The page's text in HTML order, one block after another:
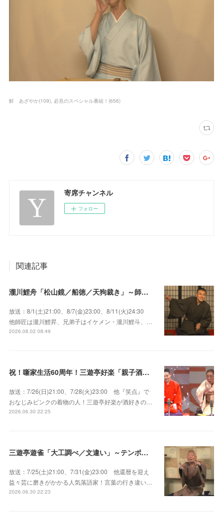
鮮 あざやか(109) 必見のスペシャル番組！ (656)
寄席チャンネル
フォロー
関連記事
瀧川鯉舟「松山鏡／船徳／天狗裁き」～師匠はあの唯一無二の雰囲気で爆笑をさらう瀧川鯉昇！
放送：8/1(土)21:00、8/7(金)23:00、8/11(火)24:30
他師匠は瀧川鯉昇、兄弟子はイケメン・瀧川鯉斗、…
2026.08.02 08:49
祝！噺家生活60周年！三遊亭好楽「親子酒」錦笑亭満堂「桜ん坊」～満堂フェス2026
放送：7/26(日)21:00、7/28(火)23:00 他『笑点』で
おなじみピンクの着物の人！三遊亭好楽が酒好きの…
2026.06.30 22:25
三遊亭遊雀「大工調べ／文違い」～テンポよくたたみかける語り口で人気・実力とも屈指！
放送：7/25(土)21:00、7/31(金)23:00 他還暦を迎え
益々芸に磨きがかかる人気落語家！言葉の行き違い…
2026.06.30 22:23